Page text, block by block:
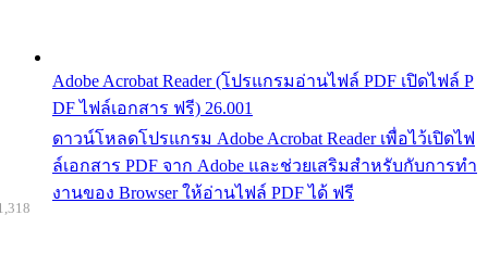
Adobe Acrobat Reader (โปรแกรมอ่านไฟล์ PDF เปิดไฟล์ P
DF ไฟล์เอกสาร ฟรี) 26.001
ดาวน์โหลดโปรแกรม Adobe Acrobat Reader เพื่อไว้เปิดไฟ
ล์เอกสาร PDF จาก Adobe และช่วยเสริมสำหรับกับการทำ
งานของ Browser ให้อ่านไฟล์ PDF ได้ ฟรี